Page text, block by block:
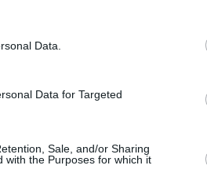
Data.
Data for Targeted
Sale, and/or Sharing
with the Purposes for which it